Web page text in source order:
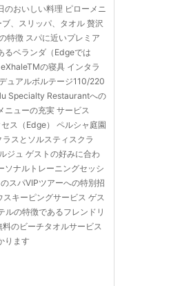
のおいしい料理 ピローメニ
、スリッパ、タオル 贅沢
特徴 スパに近いプレミア
るベランダ（Edgeでは
の寝具 インタラ
ュアルボルテージ110/220
Specialty Restaurantへの
ニューの充実 サービス
ス（Edge） ペルシャ庭園
スとソルスティスクラ
ジュ ゲストの好みに合わ
ソナルトレーニングセッシ
スパVIPツアーへの特別招
キーピングサービス ゲス
ルの特徴であるフレンドリ
のビーチタオルサービス
ります